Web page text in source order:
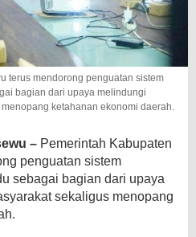
terus mendorong penguatan sistem
bagian dari upaya melindungi
ketahanan ekonomi daerah.
– Pemerintah Kabupaten
penguatan sistem
sebagai bagian dari upaya
sekaligus menopang